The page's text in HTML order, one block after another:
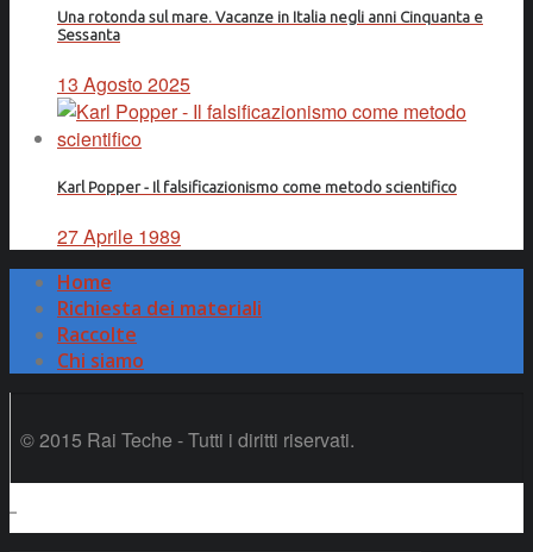
Una rotonda sul mare. Vacanze in Italia negli anni Cinquanta e
Sessanta
13 Agosto 2025
Karl Popper - Il falsificazionismo come metodo scientifico
27 Aprile 1989
Home
Richiesta dei materiali
Raccolte
Chi siamo
© 2015 Rai Teche - Tutti i diritti riservati.